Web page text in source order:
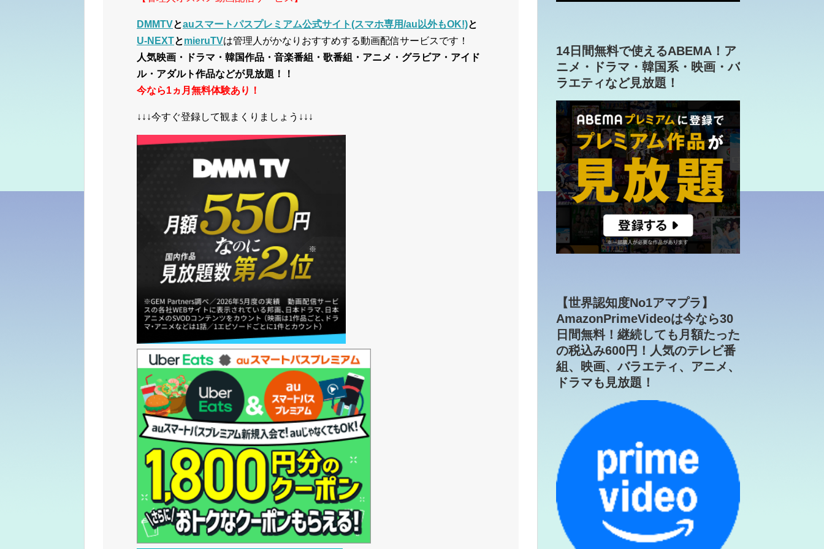
DMMTVとauスマートパスプレミアム公式サイト(スマホ専用/au以外もOK!)と
U-NEXTとmieruTVは管理人がかなりおすすめする動画配信サービスです！
人気映画・ドラマ・韓国作品・音楽番組・歌番組・アニメ・グラビア・アイド
ル・アダルト作品などが見放題！！
今なら1ヵ月無料体験あり！
↓↓↓今すぐ登録して観まくりましょう↓↓↓
14日間無料で使えるABEMA！ア
ニメ・ドラマ・韓国系・映画・バ
ラエティなど見放題！
【世界認知度No1アマプラ】
AmazonPrimeVideoは今なら30
日間無料！継続しても月額たった
の税込み600円！人気のテレビ番
組、映画、バラエティ、アニメ、
ドラマも見放題！